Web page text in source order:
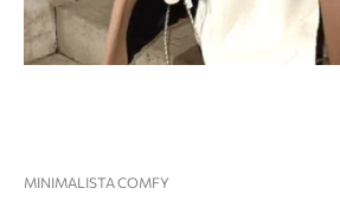
MINIMALISTA COMFY